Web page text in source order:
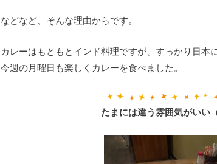
などなど、そんな理由からです。
カレーはもともとインド料理ですが、すっかり日本
今週の月曜日も楽しくカレーを食べました。
たまには違う雰囲気がいい